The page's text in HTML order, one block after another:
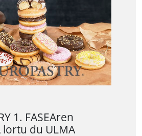
1. FASEAren
lortu du ULMA